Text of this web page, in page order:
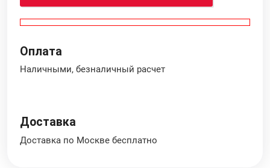
Оплата
Наличными, безналичный расчет
Доставка
Доставка по Москве бесплатно